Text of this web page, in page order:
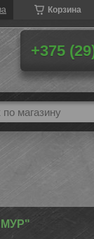
Корзина
+375